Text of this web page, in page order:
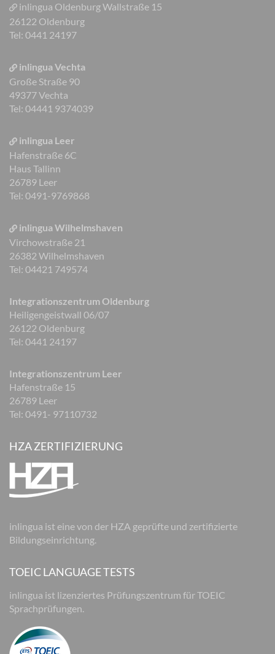
inlingua OldenburgWallstraße 15
26122 Oldenburg
Tel: 0441 24197
inlingua Vechta
Große Straße 90
49377 Vechta
Tel: 04441 9374039
inlingua Leer
Hafenstraße 6C
Haus Tallinn
26789 Leer
Tel: 0491-9769868
inlingua Wilhelmshaven
Virchowstraße 21
26382 Wilhelmshaven
Tel: 04421 749574
Integrationszentrum Oldenburg
Heiligengeistwall 06/07
26122 Oldenburg
Tel: 0441 24197
Integrationszentrum Leer
Hafenstraße 15
26789 Leer
Tel: 0491- 97110732
HZA ZERTIFIZIERUNG
inlingua ist eine von der HZA geprüfte und zertifizierte
Bildungseinrichtung.
TOEIC LANGUAGE TESTS
inlingua ist lizenziertes Prüfungszentrum für TOEIC
Sprachprüfungen.